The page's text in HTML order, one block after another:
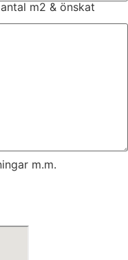
m2 & önskat
m.m.